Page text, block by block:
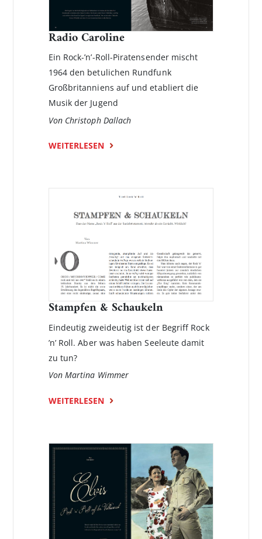
Radio Caroline
Ein Rock-’n’-Roll-Piratensender mischt
1964 den betulichen Rundfunk
Großbritanniens auf und etabliert die
Musik der Jugend
Von Christoph Dallach
WEITERLESEN
Stampfen & Schaukeln
Eindeutig zweideutig ist der Begriff Rock
’n’ Roll. Aber was haben Seeleute damit
zu tun?
Von Martina Wimmer
WEITERLESEN